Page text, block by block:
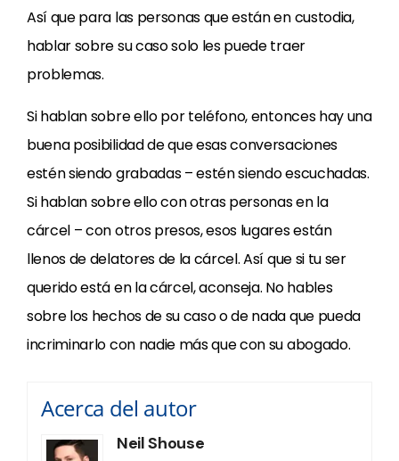
Así que para las personas que están en custodia,
hablar sobre su caso solo les puede traer
problemas.
Si hablan sobre ello por teléfono, entonces hay una
buena posibilidad de que esas conversaciones
estén siendo grabadas – estén siendo escuchadas.
Si hablan sobre ello con otras personas en la
cárcel – con otros presos, esos lugares están
llenos de delatores de la cárcel. Así que si tu ser
querido está en la cárcel, aconseja. No hables
sobre los hechos de su caso o de nada que pueda
incriminarlo con nadie más que con su abogado.
Acerca del autor
Neil Shouse